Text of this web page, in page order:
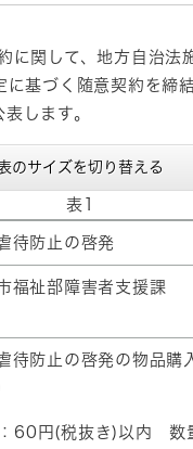
に関して、地方自治法
基づく随意契約を締
します。
のサイズを切り替える
表1
待防止の啓発
福祉部障害者支援課
待防止の啓発​の物品購
60円(税抜き)以内 数